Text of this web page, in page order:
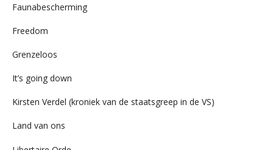
Faunabescherming
Freedom
Grenzeloos
It’s going down
Kirsten Verdel (kroniek van de staatsgreep in de VS)
Land van ons